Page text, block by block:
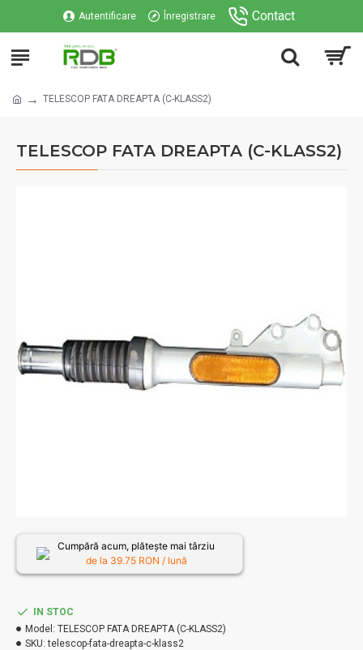
Autentificare Înregistrare Contact
TELESCOP FATA DREAPTA (C-KLASS2)
TELESCOP FATA DREAPTA (C-KLASS2)
IN STOC
Model: TELESCOP FATA DREAPTA (C-KLASS2)
SKU: telescop-fata-dreapta-c-klass2
Cumpără acum, plătește mai târziu
de la 39.75RON / lună